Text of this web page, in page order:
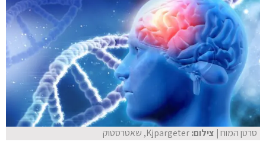
סרטן המוח| צילום:Kjpargeter, שאטרסטוק